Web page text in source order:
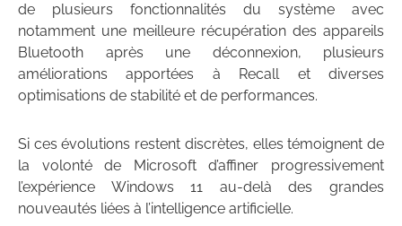
de plusieurs fonctionnalités du système avec
notamment une meilleure récupération des appareils
Bluetooth après une déconnexion, plusieurs
améliorations apportées à Recall et diverses
optimisations de stabilité et de performances.
Si ces évolutions restent discrètes, elles témoignent de
la volonté de Microsoft d’affiner progressivement
l’expérience Windows 11 au-delà des grandes
nouveautés liées à l’intelligence artificielle.